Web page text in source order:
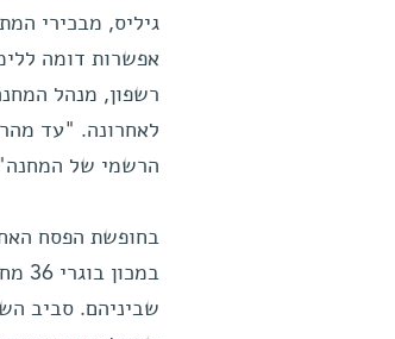
גיליס, מבכירי
אפשרות דומה
לאחרונה. "עד
הרשמי של